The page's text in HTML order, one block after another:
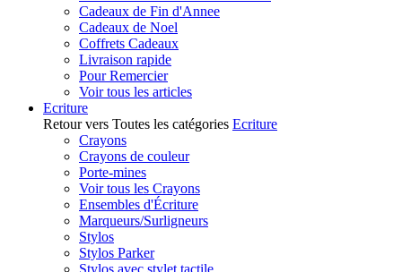
Cadeaux de Fin d'Annee
Cadeaux de Noel
Coffrets Cadeaux
Livraison rapide
Pour Remercier
Voir tous les articles
Ecriture
Retour vers Toutes les catégories Ecriture
Crayons
Crayons de couleur
Porte-mines
Voir tous les Crayons
Ensembles d'Écriture
Marqueurs/Surligneurs
Stylos
Stylos Parker
Stylos avec stylet tactile